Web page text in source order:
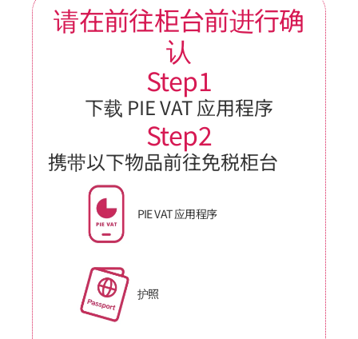
请在前往柜台前进行确
认
Step1
下载 PIE VAT 应用程序
Step2
携带以下物品前往免税柜台
PIE VAT 应用程序
护照